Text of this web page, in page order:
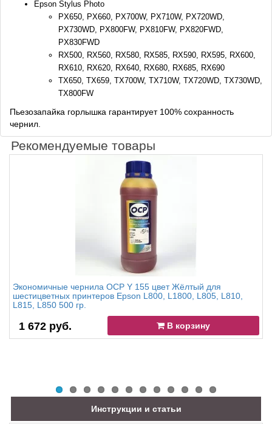
Epson Stylus Photo
PX650, PX660, PX700W, PX710W, PX720WD,
PX730WD, PX800FW, PX810FW, PX820FWD,
PX830FWD
RX500, RX560, RX580, RX585, RX590, RX595, RX600,
RX610, RX620, RX640, RX680, RX685, RX690
TX650, TX659, TX700W, TX710W, TX720WD, TX730WD,
TX800FW
Пьезозапайка горлышка гарантирует 100% сохранность
чернил.
Рекомендуемые товары
Экономичные чернила OCP Y 155 цвет Жёлтый для
шестицветных принтеров Epson L800, L1800, L805, L810,
L815, L850 500 гр.
1 672 руб. В корзину
Инструкции и статьи